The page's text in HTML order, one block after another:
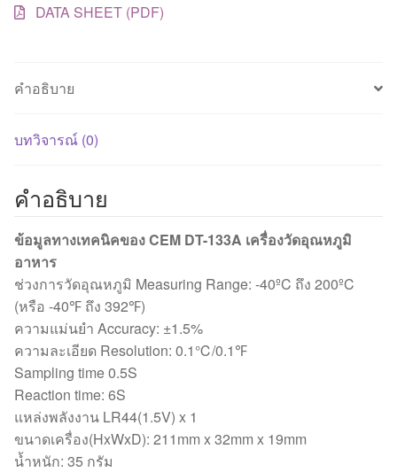
DATA SHEET (PDF)
คำอธิบาย
บทวิจารณ์ (0)
คำอธิบาย
ข้อมูลทางเทคนิคของ CEM DT-133A เครื่องวัดอุณหภูมิ
อาหาร
ช่วงการวัดอุณหภูมิ Measuring Range: -40ºC ถึง 200ºC
(หรือ -40℉ ถึง 392℉)
ความแม่นยำ Accuracy: ±1.5%
ความละเอียด Resolution: 0.1℃/0.1℉
Sampling time 0.5S
Reaction time: 6S
แหล่งพลังงาน LR44(1.5V) x 1
ขนาดเครื่อง(HxWxD): 211mm x 32mm x 19mm
น้ำหนัก: 35 กรัม